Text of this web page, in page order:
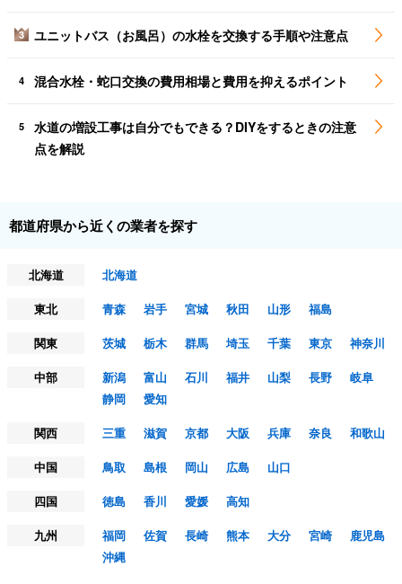
3 ユニットバス（お風呂）の水栓を交換する手順や注意点
4 混合水栓・蛇口交換の費用相場と費用を抑えるポイント
5
水道の増設工事は自分でもできる？DIYをするときの注意
点を解説
都道府県から近くの業者を探す
北海道
北海道
東北
青森 岩手 宮城 秋田 山形
福島
関東
茨城 栃木 群馬 埼玉 千葉 東京
神奈川
中部
新潟 富山 石川 福井 山梨 長野
岐阜
静岡
愛知
関西
三重 滋賀 京都 大阪 兵庫 奈良
和歌山
中国
鳥取 島根 岡山 広島
山口
四国
徳島 香川 愛媛
高知
九州
福岡 佐賀 長崎 熊本 大分 宮崎
鹿児島
沖縄